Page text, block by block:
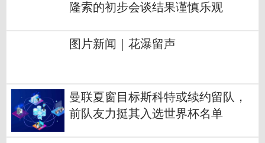
隆索的初步会谈结果谨慎乐观
图片新闻｜花瀑留声
曼联夏窗目标斯科特或续约留队，
前队友力挺其入选世界杯名单